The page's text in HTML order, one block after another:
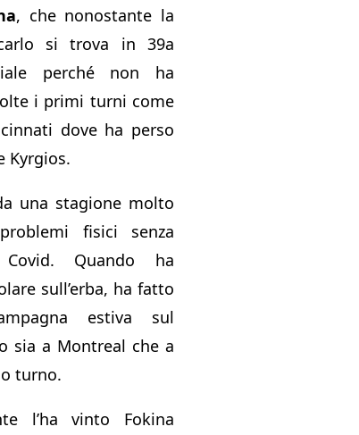
, che nonostante la
si trova in 39a
perché non ha
i primi turni come
dove ha perso
Kyrgios.
una stagione molto
fisici senza
Quando ha
sull’erba, ha fatto
estiva sul
sia a Montreal che a
turno.
l’ha vinto Fokina